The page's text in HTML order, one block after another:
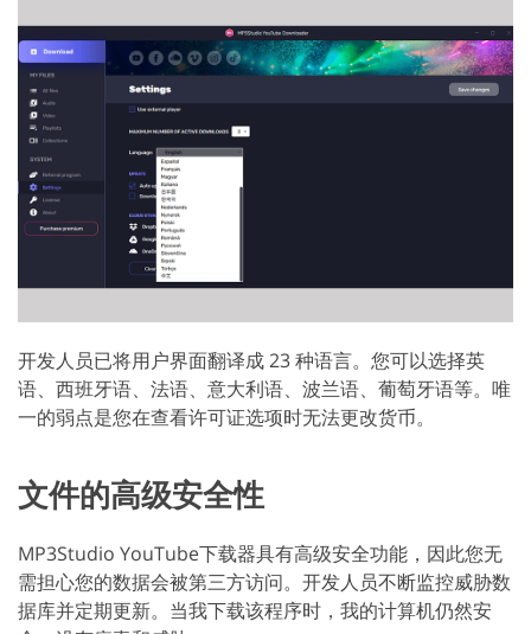
开发人员已将用户界面翻译成 23 种语言。您可以选择英
语、西班牙语、法语、意大利语、波兰语、葡萄牙语等。唯
一的弱点是您在查看许可证选项时无法更改货币。
文件的高级安全性
MP3Studio YouTube下载器具有高级安全功能，因此您无
需担心您的数据会被第三方访问。开发人员不断监控威胁数
据库并定期更新。当我下载该程序时，我的计算机仍然安